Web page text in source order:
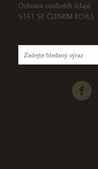
Ochrana osobních údajů
STÁT SE ČLENEM KCHLS